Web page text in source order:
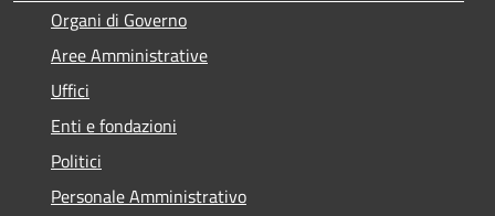
Organi di Governo
Aree Amministrative
Uffici
Enti e fondazioni
Politici
Personale Amministrativo